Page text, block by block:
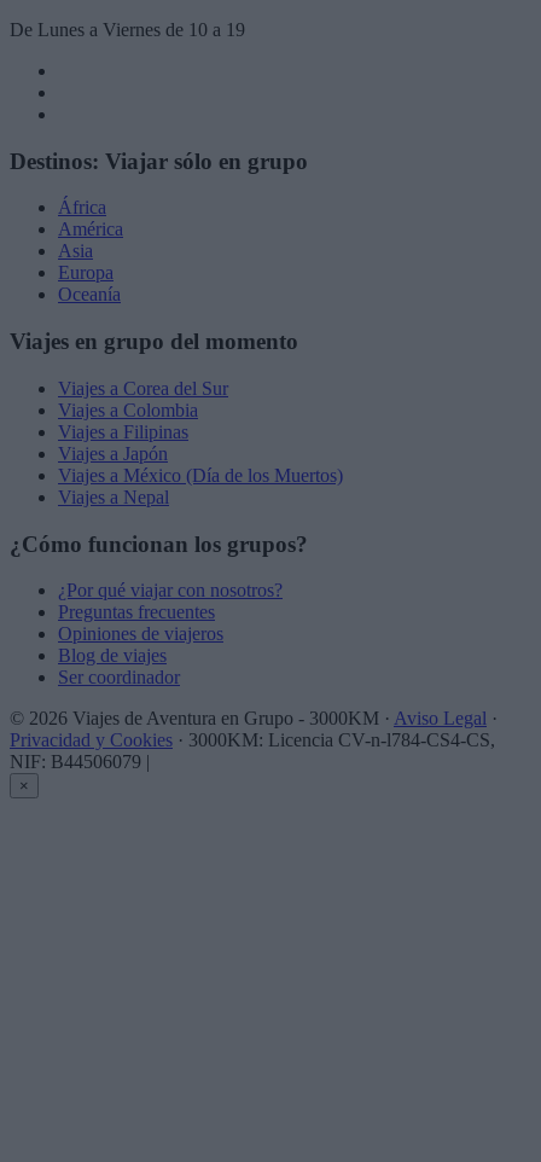
De Lunes a Viernes de 10 a 19
Destinos: Viajar sólo en grupo
África
América
Asia
Europa
Oceanía
Viajes en grupo del momento
Viajes a Corea del Sur
Viajes a Colombia
Viajes a Filipinas
Viajes a Japón
Viajes a México (Día de los Muertos)
Viajes a Nepal
¿Cómo funcionan los grupos?
¿Por qué viajar con nosotros?
Preguntas frecuentes
Opiniones de viajeros
Blog de viajes
Ser coordinador
© 2026 Viajes de Aventura en Grupo - 3000KM · Aviso Legal ·
Privacidad y Cookies · 3000KM: Licencia CV-n-l784-CS4-CS,
NIF: B44506079 |
×